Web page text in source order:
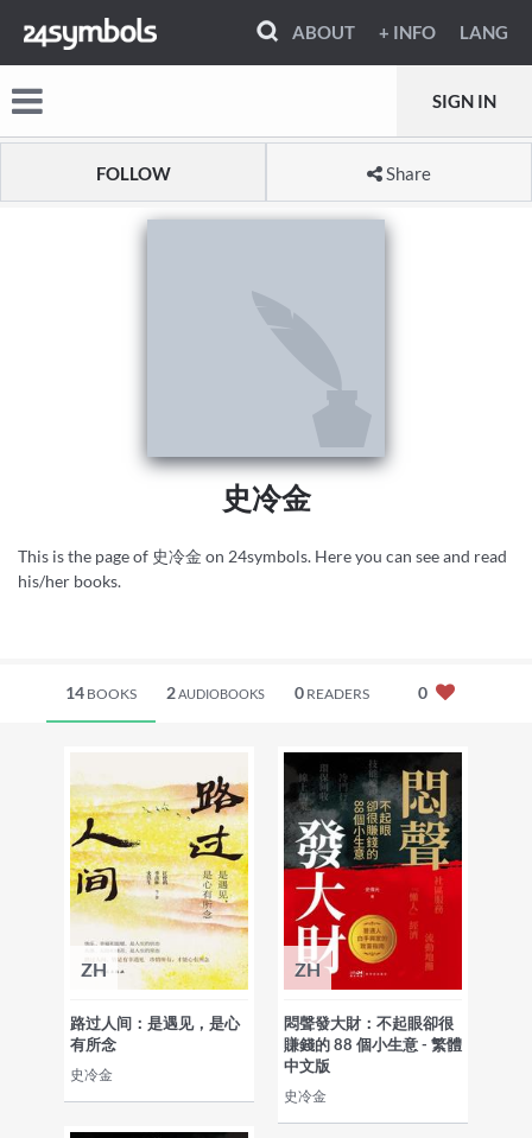
ABOUT + INFO LANG
SIGN IN
FOLLOW Share
史冷金
This is the page of 史冷金 on 24symbols. Here you can see and read
his/her books.
14 BOOKS 2AUDIOBOOKS 0READERS 0
ZH
路过人间：是遇见，是心
有所念
史冷金
ZH
悶聲發大財：不起眼卻很
賺錢的 88 個小生意 - 繁體
中文版
史冷金